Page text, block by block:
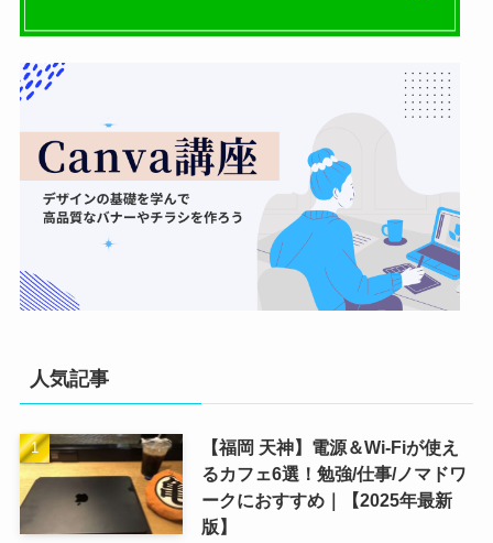
人気記事
【福岡 天神】電源＆Wi-Fiが使え
るカフェ6選！勉強/仕事/ノマドワ
ークにおすすめ｜【2025年最新
版】